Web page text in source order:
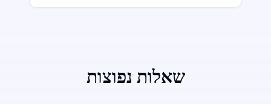
שאלות נפוצות